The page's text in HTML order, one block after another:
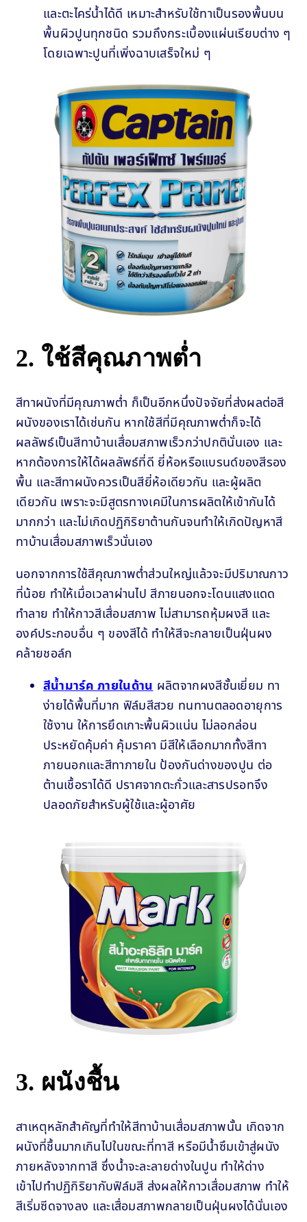
และตะไคร่น้ำได้ดี เหมาะสำหรับใช้ทาเป็นรองพื้นบน
พื้นผิวปูนทุกชนิด รวมถึงกระเบื้องแผ่นเรียบต่าง ๆ
โดยเฉพาะปูนที่เพิ่งฉาบเสร็จใหม่ ๆ
2. ใช้สีคุณภาพต่ำ
สีทาผนังที่มีคุณภาพต่ำ ก็เป็นอีกหนึ่งปัจจัยที่ส่งผลต่อสี
ผนังของเราได้เช่นกัน หากใช้สีที่มีคุณภาพต่ำก็จะได้
ผลลัพธ์เป็นสีทาบ้านเสื่อมสภาพเร็วกว่าปกตินั่นเอง และ
หากต้องการให้ได้ผลลัพธ์ที่ดี ยี่ห้อหรือแบรนด์ของสีรอง
พื้น และสีทาผนังควรเป็นสียี่ห้อเดียวกัน และผู้ผลิต
เดียวกัน เพราะจะมีสูตรทางเคมีในการผลิตให้เข้ากันได้
มากกว่า และไม่เกิดปฏิกิริยาต้านกันจนทำให้เกิดปัญหาสี
ทาบ้านเสื่อมสภาพเร็วนั่นเอง
นอกจากการใช้สีคุณภาพต่ำส่วนใหญ่แล้วจะมีปริมาณกาว
ที่น้อย ทำให้เมื่อเวลาผ่านไป สีภายนอกจะโดนแสงแดด
ทำลาย ทำให้กาวสีเสื่อมสภาพ ไม่สามารถหุ้มผงสี และ
องค์ประกอบอื่น ๆ ของสีได้ ทำให้สีจะกลายเป็นฝุ่นผง
คล้ายชอล์ก
สีน้ำมาร์ค ภายในด้าน ผลิตจากผงสีชั้นเยี่ยม ทา
ง่ายได้พื้นที่มาก ฟิล์มสีสวย ทนทานตลอดอายุการ
ใช้งาน ให้การยึดเกาะพื้นผิวแน่น ไม่ลอกล่อน
ประหยัดคุ้มค่า คุ้มราคา มีสีให้เลือกมากทั้งสีทา
ภายนอกและสีทาภายใน ป้องกันด่างของปูน ต่อ
ต้านเชื้อราได้ดี ปราศจากตะกั่วและสารปรอทจึง
ปลอดภัยสำหรับผู้ใช้และผู้อาศัย
3. ผนังชื้น
สาเหตุหลักสำคัญที่ทำให้สีทาบ้านเสื่อมสภาพนั้น เกิดจาก
ผนังที่ชื้นมากเกินไปในขณะที่ทาสี หรือมีน้ำซึมเข้าสู่ผนัง
ภายหลังจากทาสี ซึ่งน้ำจะละลายด่างในปูน ทำให้ด่าง
เข้าไปทำปฏิกิริยากับฟิล์มสี ส่งผลให้กาวเสื่อมสภาพ ทำให้
สีเริ่มซีดจางลง และเสื่อมสภาพกลายเป็นฝุ่นผงได้นั่นเอง